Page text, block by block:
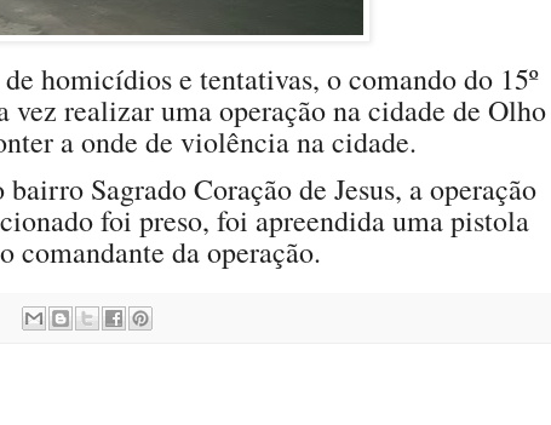
homicídios e tentativas, o comando do 15º
vez realizar uma operação na cidade de Olho
a onde de violência na cidade.
Sagrado Coração de Jesus, a operação
foi preso, foi apreendida uma pistola
comandante da operação.